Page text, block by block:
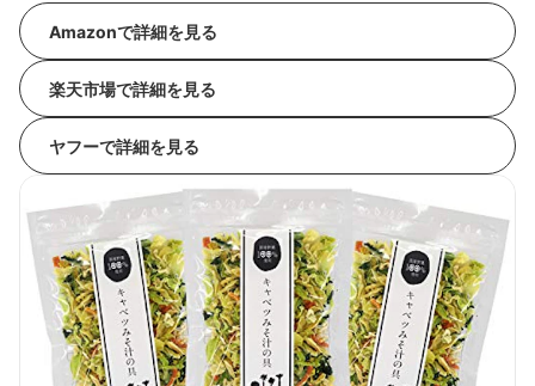
Amazonで詳細を見る
楽天市場で詳細を見る
ヤフーで詳細を見る